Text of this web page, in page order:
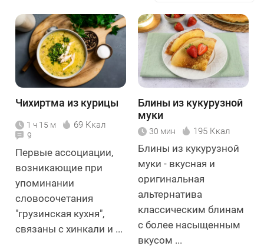
Чихиртма из курицы
1 ч 15 м 69 Ккал
9
Первые ассоциации,
возникающие при
упоминании
словосочетания
"грузинская кухня",
связаны с хинкали и ...
Блины из кукурузной
муки
30 мин 195 Ккал
Блины из кукурузной
муки - вкусная и
оригинальная
альтернатива
классическим блинам
с более насыщенным
вкусом ...